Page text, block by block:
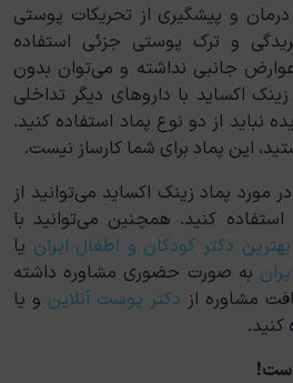
درمان و پیشگیری از تحریکات پوستی
و ترک پوستی جزئی استفاده
جانبی نداشته و می‌توان بدون
اکساید با داروهای دیگر تداخلی
نباید از دو نوع پماد استفاده کنید.
این پماد برای شما کارساز نیست.
مورد پماد زینک اکساید می‌توانید از
استفاده کنید. همچنین می‌توانید با
بهترین دکتر کودکان و اطفال ایران یا
به صورت حضوری مشاوره داشته
مشاوره از دکتر پوست آنلاین و یا
کنید.